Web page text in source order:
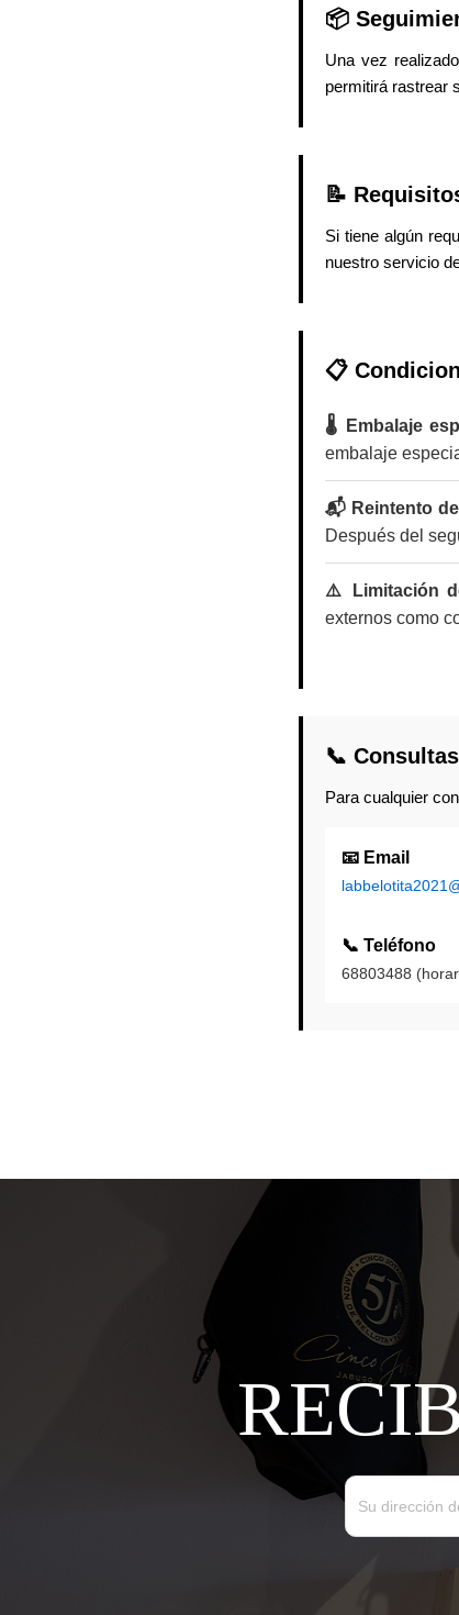
📦
Una vez
permitirá rastrear
📝
Si tiene algún
nuestro servicio
📋
🌡️ Embalaje
embalaje
📬 Reintento
Después del
⚠️ Limitación
externos como
📞
Para cualquier
📧 Email
📞 Teléfono
68803488